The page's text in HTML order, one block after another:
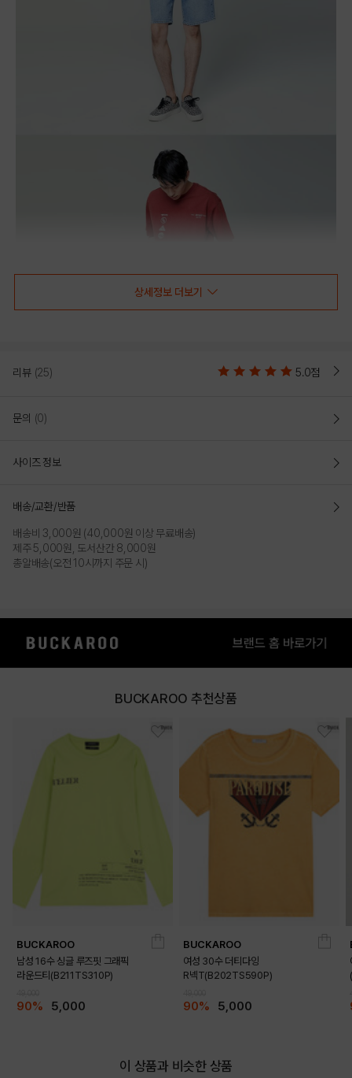
상세정보 더보기
리뷰 (25) 5.0점
문의 (0)
사이즈 정보
배송/교환/반품
배송비 3,000원 (40,000원 이상 무료배송)
제주 5,000원, 도서산간 8,000원
총알배송(오전 10시까지 주문 시)
BUCKAROO 추천상품
BUCKAROO
남성 16수 싱글 루즈핏 그래픽
라운드티(B211TS310P)
90% 5,000
BUCKAROO
여성 30수 더티다잉
R넥T(B202TS590P)
90% 5,000
이 상품과 비슷한 상품